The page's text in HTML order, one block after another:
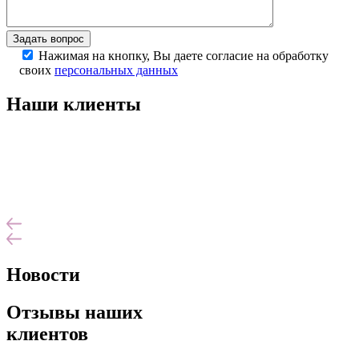
Задать вопрос
Нажимая на кнопку, Вы даете согласие на обработку
своих персональных данных
Наши клиенты
Новости
Отзывы наших
клиентов